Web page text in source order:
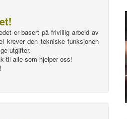
er basert på frivillig arbeid av
krever den tekniske funksjonen
utgifter.
til alle som hjelper oss!